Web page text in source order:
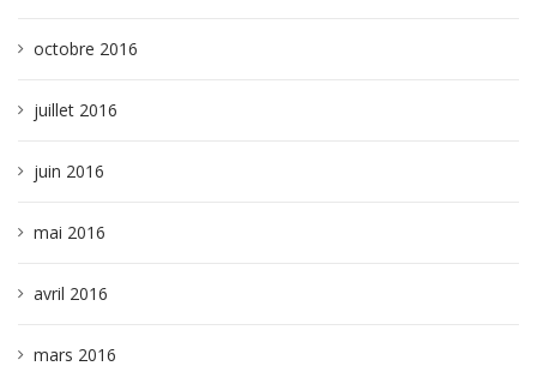
octobre 2016
juillet 2016
juin 2016
mai 2016
avril 2016
mars 2016